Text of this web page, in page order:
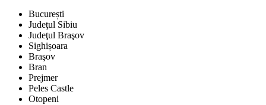
București
Judeţul Sibiu
Judeţul Braşov
Sighișoara
Braşov
Bran
Prejmer
Peles Castle
Otopeni